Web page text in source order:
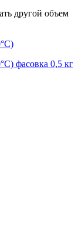
другой объем
фасовка 0,5 кг